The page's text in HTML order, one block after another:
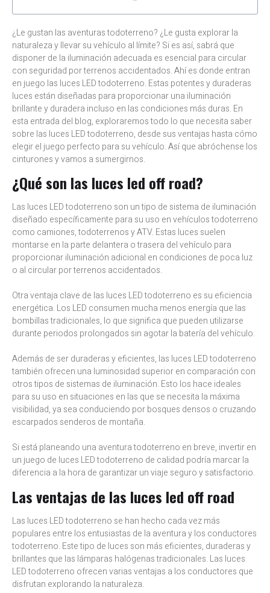
¿Le gustan las aventuras todoterreno? ¿Le gusta explorar la
naturaleza y llevar su vehículo al límite? Si es así, sabrá que
disponer de la iluminación adecuada es esencial para circular
con seguridad por terrenos accidentados. Ahí es donde entran
en juego las luces LED todoterreno. Estas potentes y duraderas
luces están diseñadas para proporcionar una iluminación
brillante y duradera incluso en las condiciones más duras. En
esta entrada del blog, exploraremos todo lo que necesita saber
sobre las luces LED todoterreno, desde sus ventajas hasta cómo
elegir el juego perfecto para su vehículo. Así que abróchense los
cinturones y vamos a sumergirnos.
¿Qué son las luces led off road?
Las luces LED todoterreno son un tipo de sistema de iluminación
diseñado específicamente para su uso en vehículos todoterreno
como camiones, todoterrenos y ATV. Estas luces suelen
montarse en la parte delantera o trasera del vehículo para
proporcionar iluminación adicional en condiciones de poca luz
o al circular por terrenos accidentados.
Otra ventaja clave de las luces LED todoterreno es su eficiencia
energética. Los LED consumen mucha menos energía que las
bombillas tradicionales, lo que significa que pueden utilizarse
durante periodos prolongados sin agotar la batería del vehículo.
Además de ser duraderas y eficientes, las luces LED todoterreno
también ofrecen una luminosidad superior en comparación con
otros tipos de sistemas de iluminación. Esto los hace ideales
para su uso en situaciones en las que se necesita la máxima
visibilidad, ya sea conduciendo por bosques densos o cruzando
escarpados senderos de montaña.
Si está planeando una aventura todoterreno en breve, invertir en
un juego de luces LED todoterreno de calidad podría marcar la
diferencia a la hora de garantizar un viaje seguro y satisfactorio.
Las ventajas de las luces led off road
Las luces LED todoterreno se han hecho cada vez más
populares entre los entusiastas de la aventura y los conductores
todoterreno. Este tipo de luces son más eficientes, duraderas y
brillantes que las lámparas halógenas tradicionales. Las luces
LED todoterreno ofrecen varias ventajas a los conductores que
disfrutan explorando la naturaleza.